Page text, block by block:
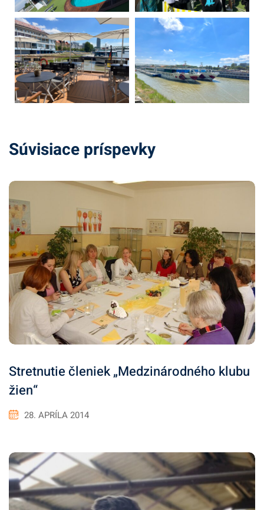
Súvisiace príspevky
Stretnutie členiek „Medzinárodného klubu
žien“
28. APRÍLA 2014